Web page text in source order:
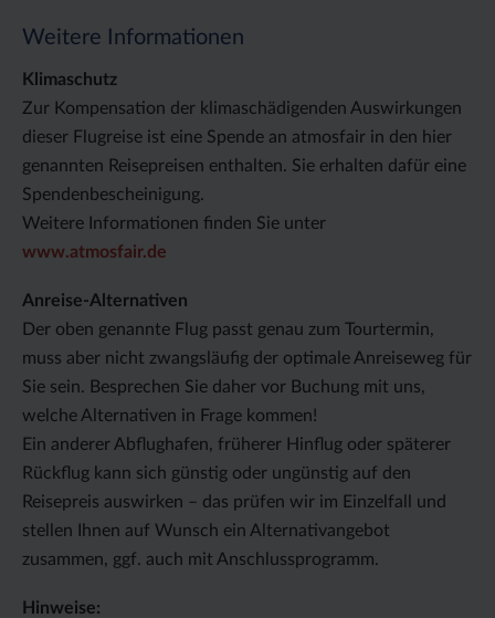
Weitere Informationen
Klimaschutz
Zur Kompensation der klimaschädigenden Auswirkungen
dieser Flugreise ist eine Spende an atmosfair in den hier
genannten Reisepreisen enthalten. Sie erhalten dafür eine
Spendenbescheinigung.
Weitere Informationen finden Sie unter
www.atmosfair.de
Anreise-Alternativen
Der oben genannte Flug passt genau zum Tourtermin,
muss aber nicht zwangsläufig der optimale Anreiseweg für
Sie sein. Besprechen Sie daher vor Buchung mit uns,
welche Alternativen in Frage kommen!
Ein anderer Abflughafen, früherer Hinflug oder späterer
Rückflug kann sich günstig oder ungünstig auf den
Reisepreis auswirken – das prüfen wir im Einzelfall und
stellen Ihnen auf Wunsch ein Alternativangebot
zusammen, ggf. auch mit Anschlussprogramm.
Hinweise: